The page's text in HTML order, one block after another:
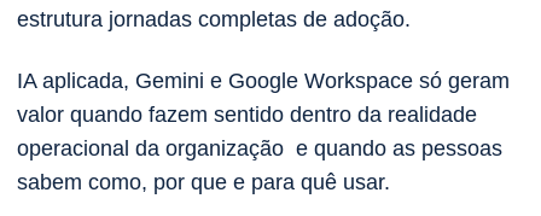
estrutura jornadas completas de adoção.
IA aplicada, Gemini e Google Workspace só geram
valor quando fazem sentido dentro da realidade
operacional da organização e quando as pessoas
sabem como, por que e para quê usar.